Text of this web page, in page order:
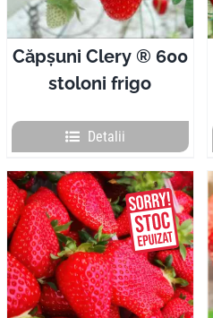
Căpșuni Clery ® 600
stoloni frigo
Detalii